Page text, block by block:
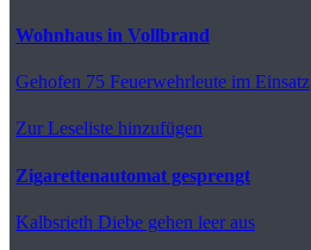
Wohnhaus in Vollbrand
Gehofen 75 Feuerwehrleute im Einsatz
Zur Leseliste hinzufügen
Zigarettenautomat gesprengt
Kalbsrieth Diebe gehen leer aus